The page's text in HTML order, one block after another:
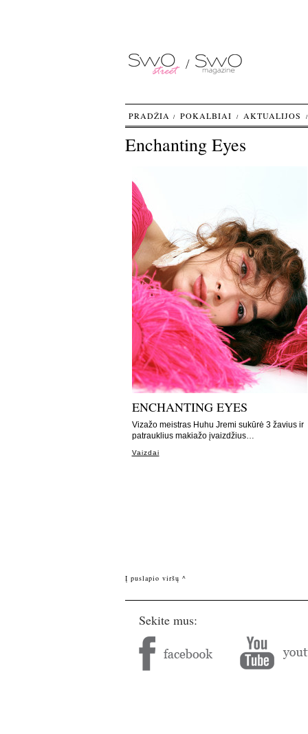
Enchanting Eyes
ENCHANTING EYES
Vizažo meistras Huhu Jremi sukūrė 3 žavius ir
patrauklius makiažo įvaizdžius…
Vaizdai
PRADŽIA POKALBIAI AKTUALIJOS
Į puslapio viršų ^
Sekite mus: